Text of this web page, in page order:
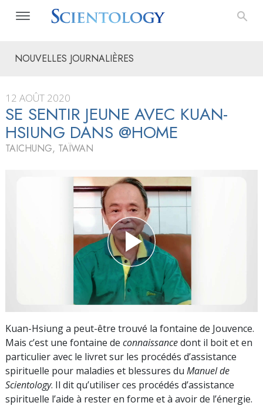
NOUVELLES JOURNALIÈRES
12 AOÛT 2020
SE SENTIR JEUNE AVEC KUAN-
HSIUNG DANS @HOME
TAICHUNG, TAÏWAN
Kuan-Hsiung a peut-être trouvé la fontaine de Jouvence.
Mais c’est une fontaine de connaissancedont il boit et en
particulier avec le livret sur les procédés d’assistance
spirituelle pour maladies et blessures du Manuel de
Scientology. Il dit qu’utiliser ces procédés d’assistance
spirituelle l’aide à rester en forme et à avoir de l’énergie.